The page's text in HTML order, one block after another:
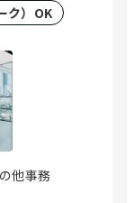
ク）OK
他事務